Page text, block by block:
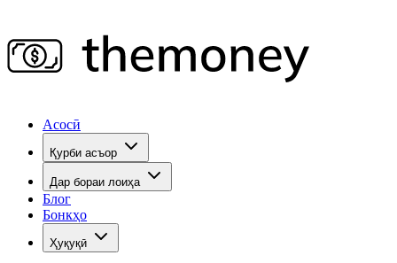
Асосӣ
Қурби асъор
Дар бораи лоиҳа
Блог
Бонкҳо
Ҳуқуқӣ